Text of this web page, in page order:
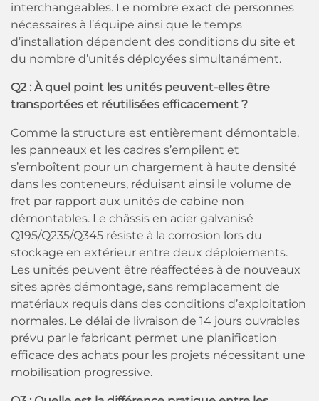
interchangeables. Le nombre exact de personnes
nécessaires à l’équipe ainsi que le temps
d’installation dépendent des conditions du site et
du nombre d’unités déployées simultanément.
Q2 : À quel point les unités peuvent-elles être
transportées et réutilisées efficacement ?
Comme la structure est entièrement démontable,
les panneaux et les cadres s’empilent et
s’emboîtent pour un chargement à haute densité
dans les conteneurs, réduisant ainsi le volume de
fret par rapport aux unités de cabine non
démontables. Le châssis en acier galvanisé
Q195/Q235/Q345 résiste à la corrosion lors du
stockage en extérieur entre deux déploiements.
Les unités peuvent être réaffectées à de nouveaux
sites après démontage, sans remplacement de
matériaux requis dans des conditions d’exploitation
normales. Le délai de livraison de 14 jours ouvrables
prévu par le fabricant permet une planification
efficace des achats pour les projets nécessitant une
mobilisation progressive.